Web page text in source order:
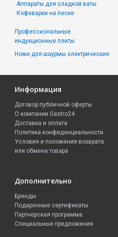
Аппараты для сладкой ваты
Кофеварки на песке
Профессиональные
индукционные плиты
Ножи для шаурмы электрические
Информация
Договор публичной оферты
О компании Gastro24
Доставка и оплата
Политика конфиденциальности
Условия и положения возврата
или обмена товара
Дополнительно
Бренды
Подарочные сертификаты
Партнерская программа
Специальные предложения